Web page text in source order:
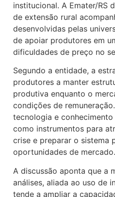
institucional. A Emater/RS
de extensão rural
desenvolvidas pelas
de apoiar produtores em
dificuldades de preço no
Segundo a entidade, a
produtores a manter
produtiva enquanto o
condições de
tecnologia e
como instrumentos para
crise e preparar o sistema
oportunidades de mercado.
A discussão aponta que a
análises, aliada ao uso de
tende a ampliar a